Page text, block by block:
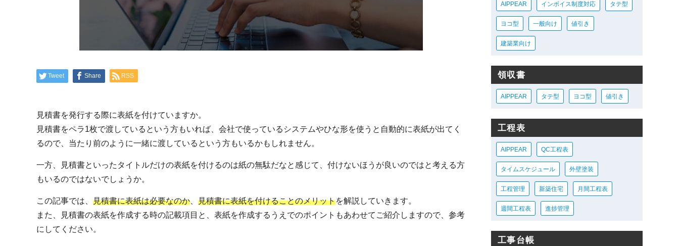
Tweet Share RSS
見積書を発行する際に表紙を付けていますか。
見積書をペラ1枚で渡しているという方もいれば、会社で使っているシステムやひな形を使うと自動的に表紙が出てく
るので、当たり前のように一緒に渡しているという方もいるかもしれません。
一方、見積書といったタイトルだけの表紙を付けるのは紙の無駄だなと感じて、付けないほうが良いのではと考える方
もいるのではないでしょうか。
この記事では、 見積書に表紙は必要なのか 見積書に表紙を付けることのメリットを解説していきます。
また、見積書の表紙を作成する時の記載項目と、表紙を作成するうえでのポイントもあわせてご紹介しますので、参考
にしてください。
AIPPEAR インボイス制度対応 タテ型
ヨコ型 一般向け 値引き
建築業向け
領収書
AIPPEAR タテ型 ヨコ型 値引き
工程表
AIPPEAR QC工程表
タイムスケジュール 外壁塗装
工程管理 新築住宅 月間工程表
週間工程表 進捗管理
工事台帳